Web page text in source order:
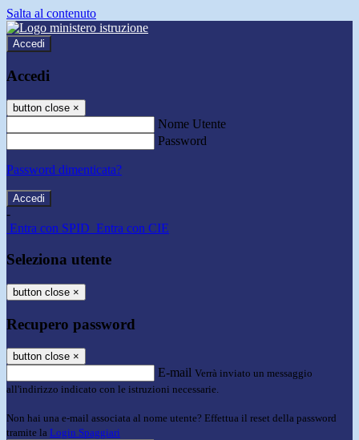
Salta al contenuto
Accedi
Accedi
button close ×
Nome Utente
Password
Password dimenticata?
-
Entra con SPID Entra con CIE
Seleziona utente
button close ×
Recupero password
button close ×
E-mail Verrà inviato un messaggio
all'indirizzo indicato con le istruzioni necessarie.
Non hai una e-mail associata al nome utente? Effettua il reset della password
tramite la Login Spaggiari